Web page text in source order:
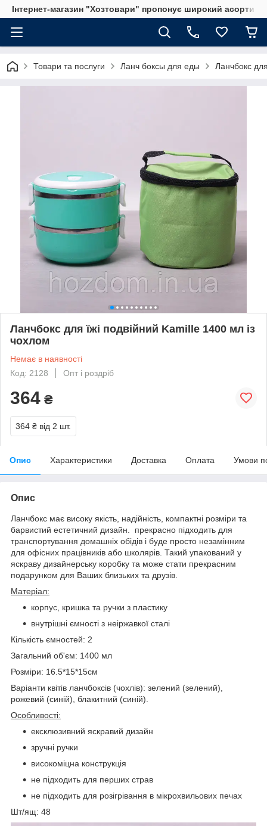
Інтернет-магазин "Хозтовари" пропонує широкий
Товари та послуги Ланч боксы для еды Ланчбокс
Ланчбокс для їжі подвійний Kamille 1400 мл із
чохлом
Немає в наявності
Код: 2128
Опт і роздріб
364 ₴
364 ₴ від 2 шт.
Опис Характеристики Доставка Оплата Умови
Опис
Ланчбокс має високу якість, надійність, компактні розміри та
барвистий естетичний дизайн. прекрасно підходить для
транспортування домашніх обідів і буде просто незамінним
для офісних працівників або школярів. Такий упакований у
яскраву дизайнерську коробку та може стати прекрасним
подарунком для Ваших близьких та друзів.
Матеріал:
корпус, кришка та ручки з пластику
внутрішні ємності з неіржавкої сталі
Кількість ємностей: 2
Загальний об'єм: 1400 мл
Розміри: 16.5*15*15см
Варіанти квітів ланчбоксів (чохлів): зелений (зелений),
рожевий (синій), блакитний (синій).
Особливості:
ексклюзивний яскравий дизайн
зручні ручки
високоміцна конструкція
не підходить для перших страв
не підходить для розігрівання в мікрохвильових печах
Шт/ящ: 48